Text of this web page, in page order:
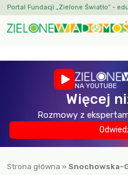
Portal Fundacji „Zielone Światło” -
NA YOUTUBE
Więcej
Rozmowy z
Strona główna » Snochowska-